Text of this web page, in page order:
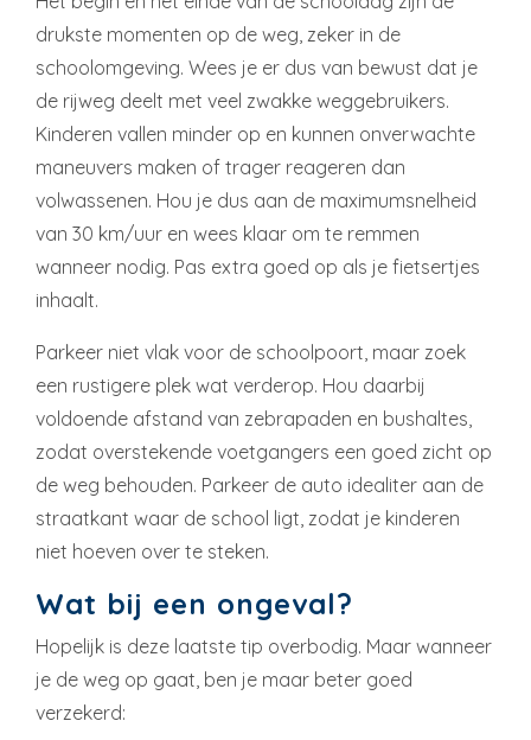
drukste momenten op de weg, zeker in de
schoolomgeving. Wees je er dus van bewust dat je
de rijweg deelt met veel zwakke weggebruikers.
Kinderen vallen minder op en kunnen onverwachte
maneuvers maken of trager reageren dan
volwassenen. Hou je dus aan de maximumsnelheid
van 30 km/uur en wees klaar om te remmen
wanneer nodig. Pas extra goed op als je fietsertjes
inhaalt.
Parkeer niet vlak voor de schoolpoort, maar zoek
een rustigere plek wat verderop. Hou daarbij
voldoende afstand van zebrapaden en bushaltes,
zodat overstekende voetgangers een goed zicht op
de weg behouden. Parkeer de auto idealiter aan de
straatkant waar de school ligt, zodat je kinderen
niet hoeven over te steken.
Wat bij een ongeval?
Hopelijk is deze laatste tip overbodig. Maar wanneer
je de weg op gaat, ben je maar beter goed
verzekerd: